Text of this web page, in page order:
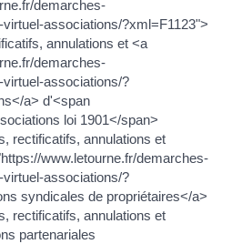
demarches-
associations/?xml=F1123">
annulations et <a
demarches-
associations/?
a> d'<span
loi 1901</span>
rectificatifs, annulations et
www.letourne.fr/demarches-
associations/?
syndicales de propriétaires</a>
rectificatifs, annulations et
partenariales